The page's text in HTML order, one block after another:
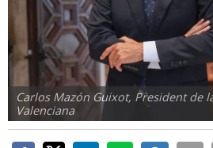
Carlos Mazón Guixot, President de
Valenciana